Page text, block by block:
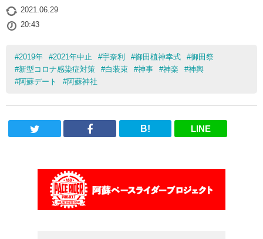
2021.06.29
20:43
#2019年 #2021年中止 #宇奈利 #御田植神幸式 #御田祭
#新型コロナ感染症対策 #白装束 #神事 #神楽 #神輿
#阿蘇デート #阿蘇神社
B! LINE